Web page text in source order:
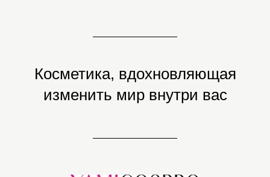
Косметика, вдохновляющая
изменить мир внутри вас